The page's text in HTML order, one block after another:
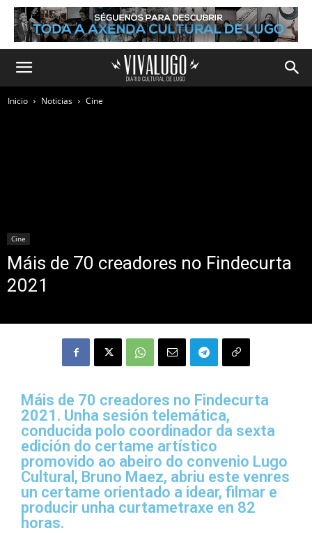
Inicio Noticias Cine
Cine
Máis de 70 creadores no Findecurta
2021
Máis de 70 creadores no Findecurta
2021. Unha sesión telemática,
conducida polo coordinador da sexta
edición do certame artístico
promovido ao abeiro do convenio Lugo
Cultural, Bruno Maez, abriu este venres
un certame orientado a idear, filmar e
producir unha curtametraxe en 82
horas.